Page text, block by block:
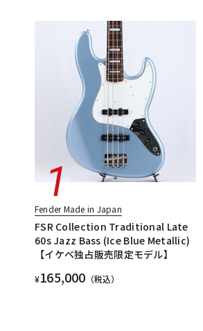
Fender Made in Japan
FSR Collection Traditional Late
60s Jazz Bass (Ice Blue Metallic)
【イケベ独占販売限定モデル】
¥165,000 （税込）